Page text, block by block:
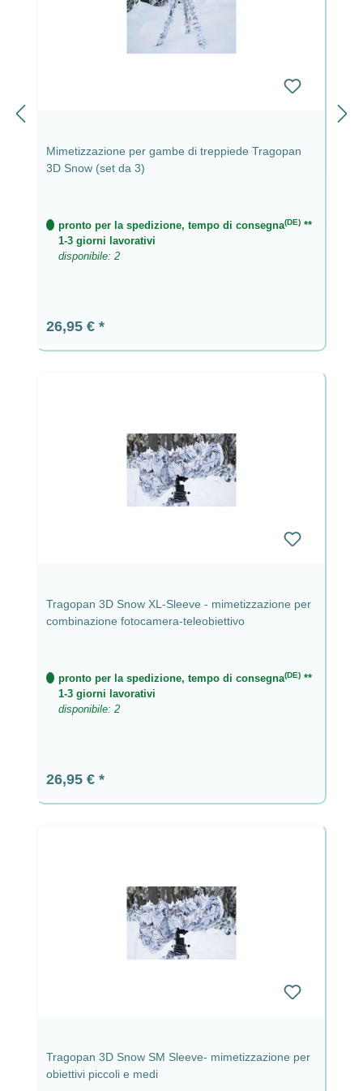
Mimetizzazione per gambe di treppiede Tragopan
3D Snow (set da 3)
pronto per la spedizione, tempo di consegna(DE) **
1-3 giorni lavorativi
disponibile: 2
Prezzo normale:
26,95 €
Tragopan 3D Snow XL-Sleeve - mimetizzazione per
combinazione fotocamera-teleobiettivo
pronto per la spedizione, tempo di consegna(DE) **
1-3 giorni lavorativi
disponibile: 2
Prezzo normale:
26,95 €
Tragopan 3D Snow SM Sleeve- mimetizzazione per
obiettivi piccoli e medi